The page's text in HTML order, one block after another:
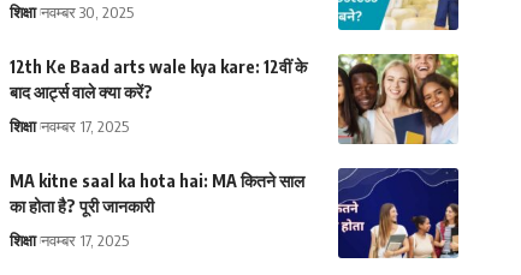
शिक्षा नवम्बर 30, 2025
12th Ke Baad arts wale kya kare: 12वीं के
बाद आर्ट्स वाले क्या करें?
शिक्षा नवम्बर 17, 2025
MA kitne saal ka hota hai: MA कितने साल
का होता है? पूरी जानकारी
शिक्षा नवम्बर 17, 2025